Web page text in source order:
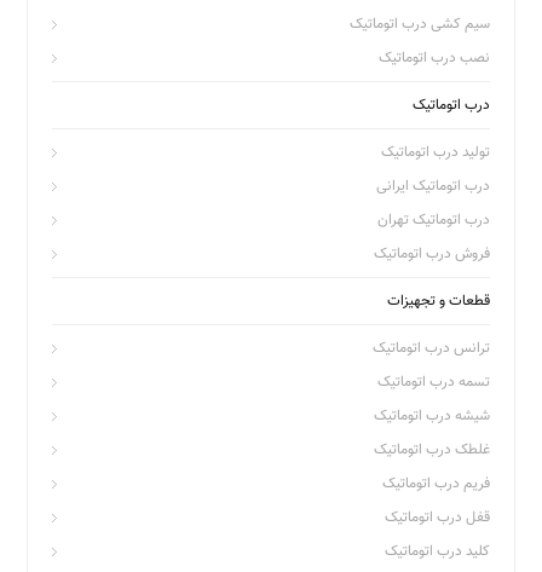
سیم کشی درب اتوماتیک
نصب درب اتوماتیک
درب اتوماتیک
تولید درب اتوماتیک
درب اتوماتیک ایرانی
درب اتوماتیک تهران
فروش درب اتوماتیک
قطعات و تجهیزات
ترانس درب اتوماتیک
تسمه درب اتوماتیک
شیشه درب اتوماتیک
غلطک درب اتوماتیک
فریم درب اتوماتیک
قفل درب اتوماتیک
کلید درب اتوماتیک